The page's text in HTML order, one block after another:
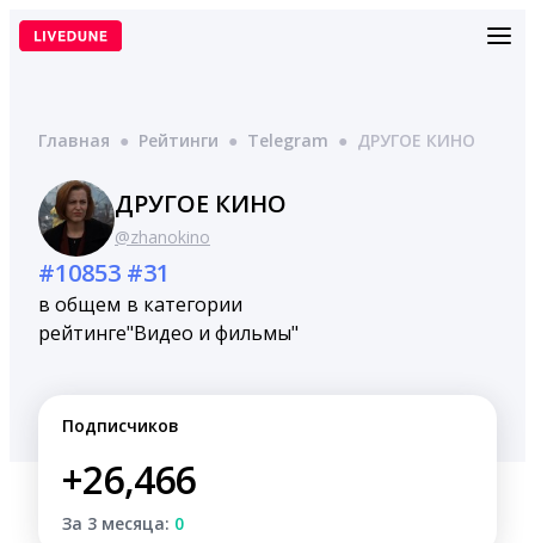
Перейти
Главная ● Рейтинги ● Telegram ● ДРУГОЕ КИНО
ДРУГОЕ КИНО
@zhanokino
#10853
в общем
рейтинге
#31
в категории
"Видео и фильмы"
Подписчиков
+26,466
За 3 месяца: 0